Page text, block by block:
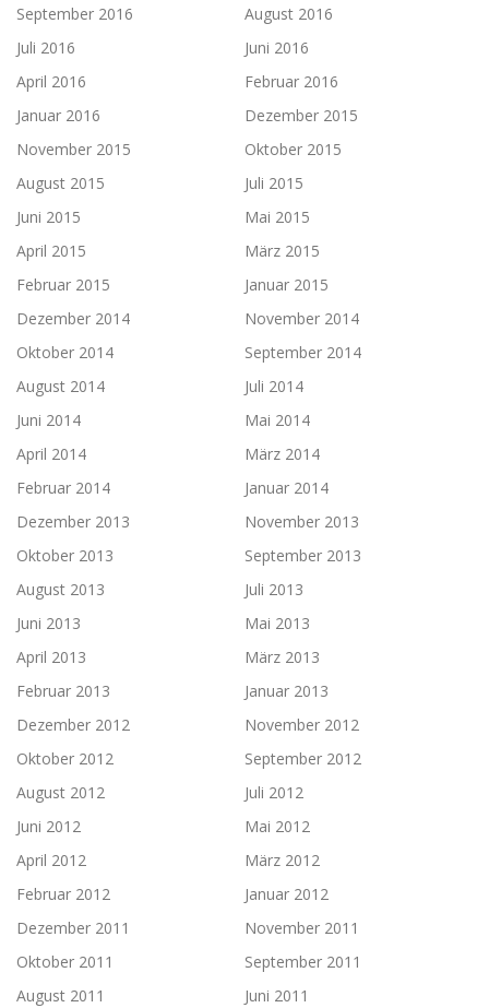
September 2016
August 2016
Juli 2016
Juni 2016
April 2016
Februar 2016
Januar 2016
Dezember 2015
November 2015
Oktober 2015
August 2015
Juli 2015
Juni 2015
Mai 2015
April 2015
März 2015
Februar 2015
Januar 2015
Dezember 2014
November 2014
Oktober 2014
September 2014
August 2014
Juli 2014
Juni 2014
Mai 2014
April 2014
März 2014
Februar 2014
Januar 2014
Dezember 2013
November 2013
Oktober 2013
September 2013
August 2013
Juli 2013
Juni 2013
Mai 2013
April 2013
März 2013
Februar 2013
Januar 2013
Dezember 2012
November 2012
Oktober 2012
September 2012
August 2012
Juli 2012
Juni 2012
Mai 2012
April 2012
März 2012
Februar 2012
Januar 2012
Dezember 2011
November 2011
Oktober 2011
September 2011
August 2011
Juni 2011